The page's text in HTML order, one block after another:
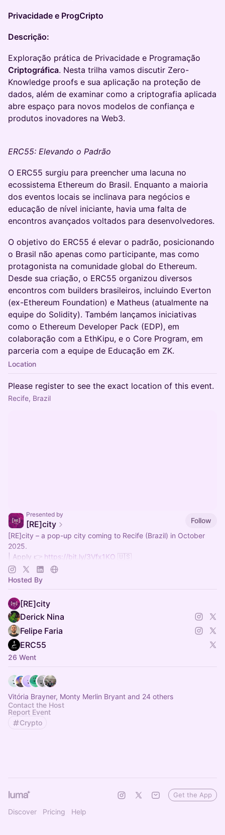
Privacidade e ProgCripto
Descrição:
Exploração prática de Privacidade e Programação
Criptográfica. Nesta trilha vamos discutir Zero-
Knowledge proofs e sua aplicação na proteção de
dados, além de examinar como a criptografia aplicada
abre espaço para novos modelos de confiança e
produtos inovadores na Web3.
ERC55: Elevando o Padrão
O ERC55 surgiu para preencher uma lacuna no
ecossistema Ethereum do Brasil. Enquanto a maioria
dos eventos locais se inclinava para negócios e
educação de nível iniciante, havia uma falta de
encontros avançados voltados para desenvolvedores.
O objetivo do ERC55 é elevar o padrão, posicionando
o Brasil não apenas como participante, mas como
protagonista na comunidade global do Ethereum.
Desde sua criação, o ERC55 organizou diversos
encontros com builders brasileiros, incluindo Everton
(ex-Ethereum Foundation) e Matheus (atualmente na
equipe do Solidity). Também lançamos iniciativas
como o Ethereum Developer Pack (EDP), em
colaboração com a EthKipu, e o Core Program, em
parceria com a equipe de Educação em ZK.
Location
Please register to see the exact location of this event.
Recife, Brazil
Presented by
[RE]city
Follow
[RE]city – a pop-up city coming to Recife (Brazil) in October
2025.
| Apply 👉 https://bit.ly/3Vfx1KO 🇺🇸
| Inscreva-se 👉
| Telegram 🛫
Hosted By
[RE]city
Derick Nina
Felipe Faria
ERC55
26 Went
Vitória Brayner, Monty Merlin Bryant and 24 others
Contact the Host
Report Event
Crypto
Discover Pricing Help
Get the App